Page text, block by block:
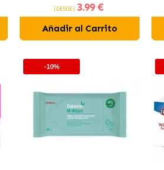
Medianos 10-25 kg
(DESDE) 3.99 €
Añadir al Carrito
-10%